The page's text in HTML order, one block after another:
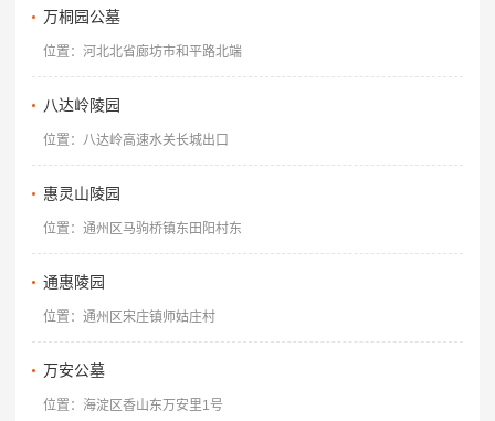
万桐园公墓
位置：河北北省廊坊市和平路北端
八达岭陵园
位置：八达岭高速水关长城出口
惠灵山陵园
位置：通州区马驹桥镇东田阳村东
通惠陵园
位置：通州区宋庄镇师姑庄村
万安公墓
位置：海淀区香山东万安里1号